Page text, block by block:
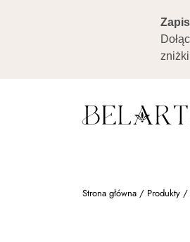
Strona główna / Produkty /